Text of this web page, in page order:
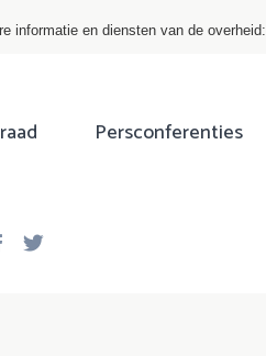
informatie en diensten van de overheid:
Persconferenties
Facebook